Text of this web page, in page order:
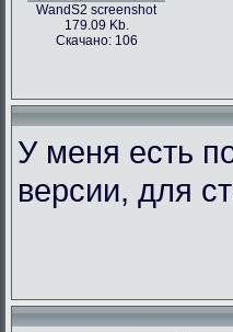
WandS2 screenshot
179.09 Kb.
Скачано: 106
У меня есть
версии, для